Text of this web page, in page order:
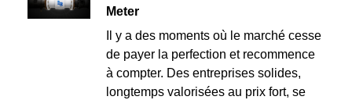
Meter
Il y a des moments où le marché cesse
de payer la perfection et recommence
à compter. Des entreprises solides,
longtemps valorisées au prix fort, se